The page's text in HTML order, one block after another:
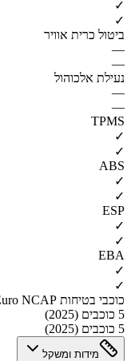
✓
✓
ביטול כרית אוויר
—
—
נעילת אלכוהול
—
—
TPMS
✓
✓
ABS
✓
✓
ESP
✓
✓
EBA
✓
✓
כוכבי בטיחות Euro NCAP
5 כוכבים (2025)
5 כוכבים (2025)
מידות ומשקל